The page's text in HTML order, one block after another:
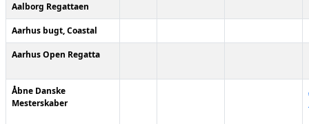
Aalborg Regattaen
Aarhus bugt, Coastal
Aarhus Open Regatta
Åbne Danske
Mesterskaber